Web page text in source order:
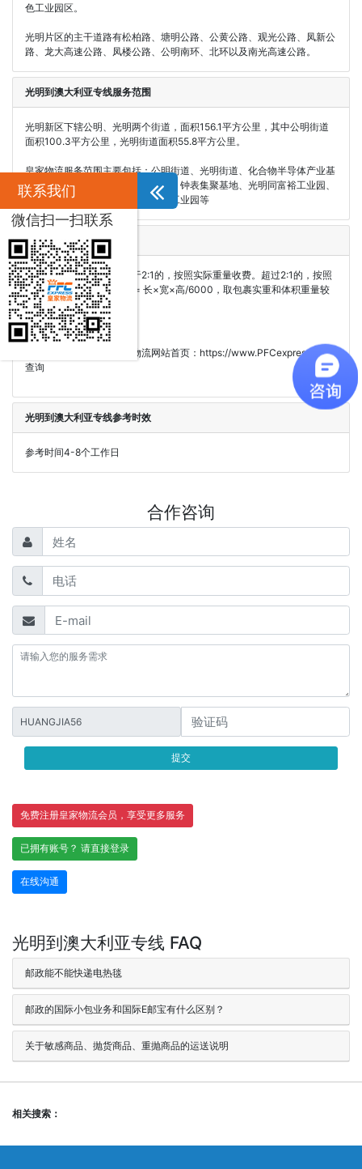
色工业园区。
光明片区的主干道路有松柏路、塘明公路、公黄公路、观光公路、凤新公
路、龙大高速公路、凤楼公路、公明南环、北环以及南光高速公路。
光明到澳大利亚专线服务范围
光明新区下辖公明、光明两个街道，面积156.1平方公里，其中公明街道
面积100.3平方公里，光明街道面积55.8平方公里。
皇家物流服务范围主要包括：公明街道、光明街道、化合物半导体产业基
地、内衣集聚基地、模具集聚基地、钟表集聚基地、光明同富裕工业园、
光明农业高科技产业园、陆地方舟工业园等
光明到澳大利亚专线价格
体积重量与实际重量比低于2:1的，按照实际重量收费。超过2:1的，按照
体积重量收取。体积重量 = 长×宽×高/6000，取包裹实重和体积重量较
大者为准
澳洲专线价格请登录皇家物流网站首页：https://www.PFCexpress.com
查询
光明到澳大利亚专线参考时效
参考时间4-8个工作日
合作咨询
HUANGJIA56
提交
免费注册皇家物流会员，享受更多服务
已拥有账号？ 请直接登录
在线沟通
光明到澳大利亚专线 FAQ
邮政能不能快递电热毯
邮政的国际小包业务和国际E邮宝有什么区别？
关于敏感商品、抛货商品、重抛商品的运送说明
相关搜索：
联系我们
微信扫一扫联系